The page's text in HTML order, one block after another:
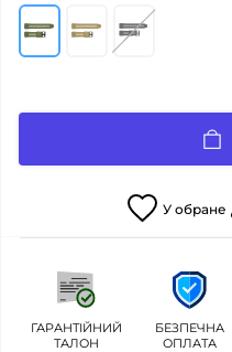
У обране
ГАРАНТІЙНИЙ
ТАЛОН
БЕЗПЕЧНА
ОПЛАТА